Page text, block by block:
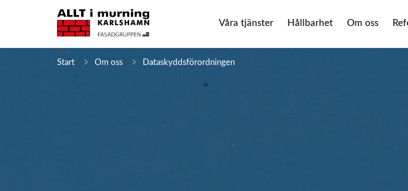
Våra tjänster Hållbarhet Om oss
Start Om oss Dataskyddsförordningen